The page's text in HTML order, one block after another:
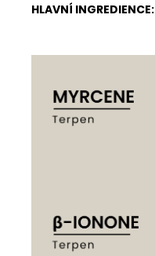
HLAVNÍ INGREDIENCE: